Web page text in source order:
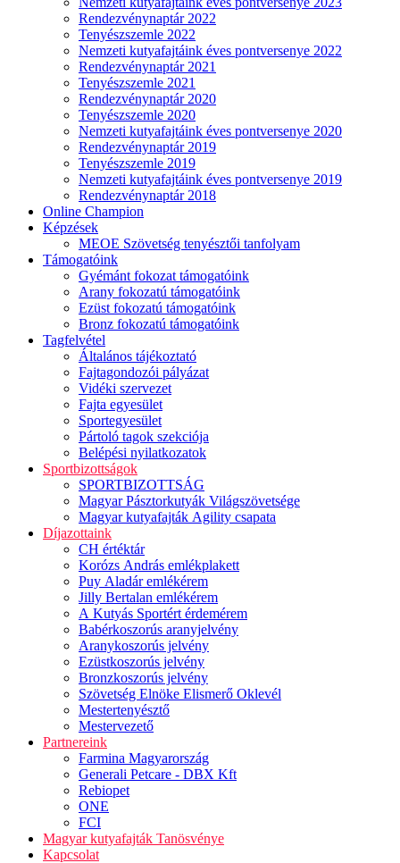
Rendezvénynaptár 2022
Tenyészszemle 2022
Nemzeti kutyafajtáink éves pontversenye 2022
Rendezvénynaptár 2021
Tenyészszemle 2021
Rendezvénynaptár 2020
Tenyészszemle 2020
Nemzeti kutyafajtáink éves pontversenye 2020
Rendezvénynaptár 2019
Tenyészszemle 2019
Nemzeti kutyafajtáink éves pontversenye 2019
Rendezvénynaptár 2018
Online Champion
Képzések
MEOE Szövetség tenyésztői tanfolyam
Támogatóink
Gyémánt fokozat támogatóink
Arany fokozatú támogatóink
Ezüst fokozatú támogatóink
Bronz fokozatú támogatóink
Tagfelvétel
Általános tájékoztató
Fajtagondozói pályázat
Vidéki szervezet
Fajta egyesület
Sportegyesület
Pártoló tagok szekciója
Belépési nyilatkozatok
Sportbizottságok
SPORTBIZOTTSÁG
Magyar Pásztorkutyák Világszövetsége
Magyar kutyafajták Agility csapata
Díjazottaink
CH értéktár
Korózs András emlékplakett
Puy Aladár emlékérem
Jilly Bertalan emlékérem
A Kutyás Sportért érdemérem
Babérkoszorús aranyjelvény
Aranykoszorús jelvény
Ezüstkoszorús jelvény
Bronzkoszorús jelvény
Szövetség Elnöke Elismerő Oklevél
Mestertenyésztő
Mestervezető
Partnereink
Farmina Magyarország
Generali Petcare - DBX Kft
Rebiopet
ONE
FCI
Magyar kutyafajták Tanösvénye
Kapcsolat